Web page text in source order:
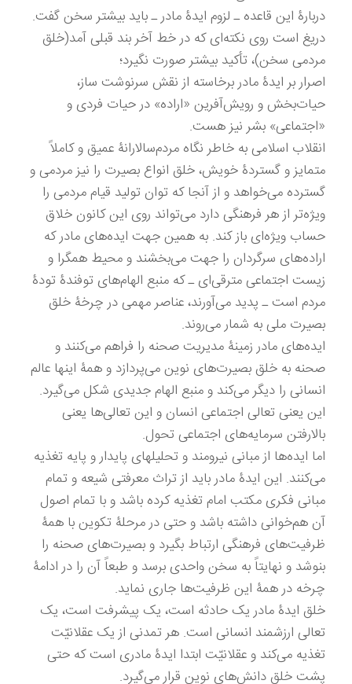
دربارۀ این قاعده ـ لزوم ایدۀ مادر ـ باید بیشتر سخن گفت.
دریغ است روی نکته‌ای که در خط آخر بند قبلی آمد(خلق
مردمی سخن)، تأکید بیشتر صورت نگیرد؛
اصرار بر ایدۀ مادر برخاسته از نقش سرنوشت ساز،
حیات‌بخش و رویش‌آفرین «اراده» در حیات فردی و
«اجتماعی» بشر نیز هست.
انقلاب اسلامی به خاطر نگاه مردم‌سالارانۀ عمیق و کاملاً
متمایز و گستردۀ خویش، خلق انواع بصیرت را نیز مردمی و
گسترده می‌خواهد و از آنجا که توان تولید قیام مردمی را
ویژه‌تر از هر فرهنگی دارد می‌تواند روی این کانون خلاق
حساب ویژه‌ای باز کند. به همین جهت ایده‌های مادر که
اراده‌های سرگردان را جهت می‌بخشند و محیط همگرا و
زیست اجتماعی مترقی‌ای ـ که منبع الهام‌های توفندۀ تودۀ
مردم است ـ پدید می‌آورند، عناصر مهمی در چرخۀ خلق
بصیرت ملی به شمار می‌روند.
ایده‌های مادر زمینۀ مدیریت صحنه را فراهم می‌کنند و
صحنه به خلق بصیرت‌های نوین می‌پردازد و همۀ اینها عالم
انسانی را دیگر می‌کند و منبع الهام جدیدی شکل می‌گیرد.
این یعنی تعالی اجتماعی انسان و این تعالی‌ها یعنی
بالارفتن سرمایه‌های اجتماعی تحول.
اما ایده‌ها از مبانی نیرومند و تحلیلهای پایدار و پایه تغذیه
می‌کنند. این ایدۀ مادر باید از تراث معرفتی شیعه و تمام
مبانی فکری مکتب امام تغذیه کرده باشد و با تمام اصول
آن هم‌خوانی داشته باشد و حتی در مرحلۀ تکوین با همۀ
ظرفیت‌های فرهنگی ارتباط بگیرد و بصیرت‌های صحنه را
بنوشد و نهایتاً به سخن واحدی برسد و طبعاً آن را در ادامۀ
چرخه در همۀ این ظرفیت‌ها جاری نماید.
خلق ایدۀ مادر یک حادثه است، یک پیشرفت است، یک
تعالی ارزشمند انسانی است. هر تمدنی از یک عقلانیّت
تغذیه می‌کند و عقلانیّت ابتدا ایدۀ مادری است که حتی
پشت خلق دانش‌های نوین قرار می‌گیرد.